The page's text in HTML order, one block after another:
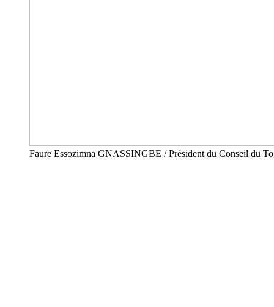
Faure Essozimna GNASSINGBE / Président du Conseil du